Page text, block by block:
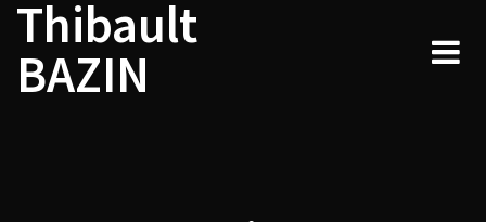
Skip
content
Thibault
BAZIN
Navigation
de